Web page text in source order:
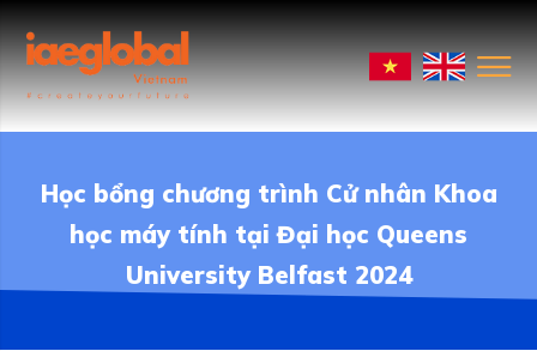
Học bổng chương trình Cử nhân Khoa
học máy tính tại Đại học Queens
University Belfast 2024